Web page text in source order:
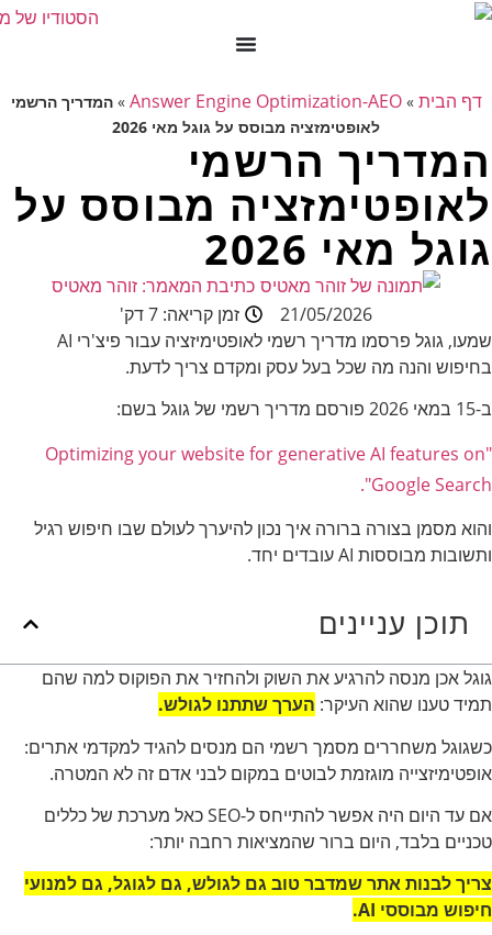
דף הבית »
Answer Engine Optimization-AEO
»המדריך הרשמי
לאופטימזציה מבוסס על גוגל מאי 2026
המדריך הרשמי
לאופטימזציה מבוסס על
גוגל מאי 2026
כתיבת המאמר: זוהר מאטיס
21/05/2026
זמן קריאה: 7 דק'
שמעו, גוגל פרסמו מדריך רשמי לאופטימיזציה עבור פיצ'רי AI
בחיפוש והנה מה שכל בעל עסק ומקדם צריך לדעת.
ב-15 במאי 2026 פורסם מדריך רשמי של גוגל בשם:
"Optimizing your website for generative AI features on
Google Search".
והוא מסמן בצורה ברורה איך נכון להיערך לעולם שבו חיפוש רגיל
ותשובות מבוססות AI עובדים יחד.
תוכן עניינים
גוגל אכן מנסה להרגיע את השוק ולהחזיר את הפוקוס למה שהם
תמיד טענו שהוא העיקר: הערך שתתנו לגולש.
כשגוגל משחררים מסמך רשמי הם מנסים להגיד למקדמי אתרים:
אופטימיזצייה מוגזמת לבוטים במקום לבני אדם זה לא המטרה.
אם עד היום היה אפשר להתייחס ל-SEO כאל מערכת של כללים
טכניים בלבד, היום ברור שהמציאות רחבה יותר:
צריך לבנות אתר שמדבר טוב גם לגולש, גם לגוגל, גם למנועי
חיפוש מבוססי AI.